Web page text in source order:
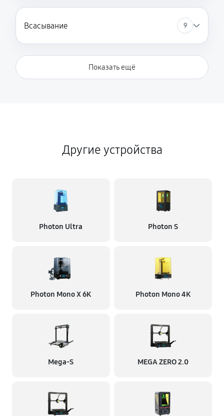
Всасывание 9
Показать ещё
Другие устройства
Photon Ultra Photon S
Photon Mono X 6K Photon Mono 4K
Mega-S MEGA ZERO 2.0